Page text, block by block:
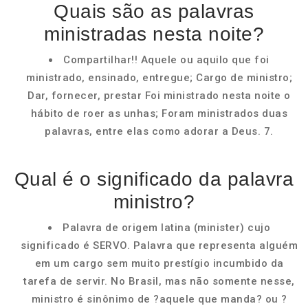
Quais são as palavras
ministradas nesta noite?
Compartilhar!! Aquele ou aquilo que foi
ministrado, ensinado, entregue; Cargo de ministro;
Dar, fornecer, prestar Foi ministrado nesta noite o
hábito de roer as unhas; Foram ministrados duas
palavras, entre elas como adorar a Deus. 7.
Qual é o significado da palavra
ministro?
Palavra de origem latina (minister) cujo
significado é SERVO. Palavra que representa alguém
em um cargo sem muito prestígio incumbido da
tarefa de servir. No Brasil, mas não somente nesse,
ministro é sinônimo de ?aquele que manda? ou ?